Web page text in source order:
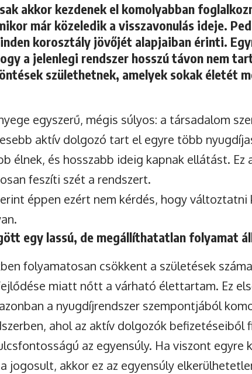
akkor kezdenek el komolyabban
már közeledik a visszavonulás ideje.
korosztály jövőjét alapjaiban érinti.
a jelenlegi rendszer hosszú távon nem
születhetnek, amelyek sokak életét
egyszerű, mégis súlyos: a társadalom
aktív dolgozó tart el egyre több
élnek, és hosszabb ideig kapnak ellátást. Ez
feszíti szét a rendszert.
éppen ezért nem kérdés, hogy változtatni
egy lassú, de megállíthatatlan folyamat
folyamatosan csökkent a születések
miatt nőtt a várható élettartam. Ez
a nyugdíjrendszer szempontjából
ahol az aktív dolgozók befizetéseiből
az egyensúly. Ha viszont egyre
jogosult, akkor ez az egyensúly